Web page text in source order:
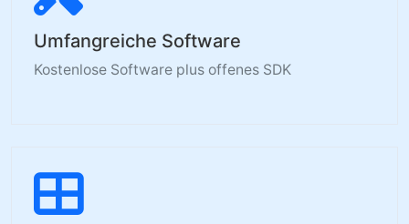
Umfangreiche Software
Kostenlose Software plus offenes SDK